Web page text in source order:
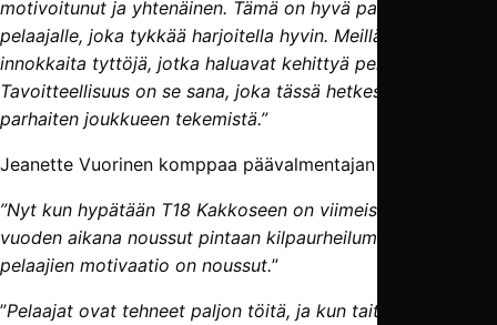
motivoitunut ja yhtenäinen. Tämä on hyvä paikka sellaiselle
pelaajalle, joka tykkää harjoitella hyvin. Meillä on
innokkaita tyttöjä, jotka haluavat kehittyä pelaajina.
Tavoitteellisuus on se sana, joka tässä hetkessä
parhaiten joukkueen tekemistä.”
Jeanette Vuorinen komppaa päävalmentajan ajatuksia.
”Nyt kun hypätään T18 Kakkoseen on viimeisen vajaan
vuoden aikana noussut pintaan kilpaurheilumentaliteetti, ja
pelaajien motivaatio on noussut.”
”Pelaajat ovat tehneet paljon töitä, ja kun taito ja fyysinen